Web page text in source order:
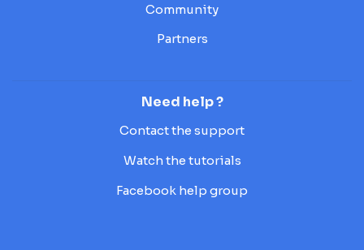
Community
Partners
Need help ?
Contact the support
Watch the tutorials
Facebook help group